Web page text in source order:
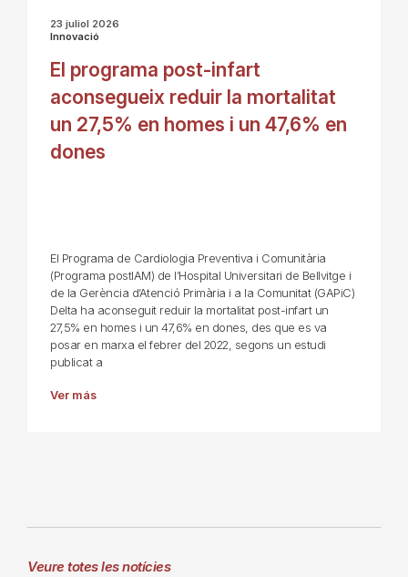
23 juliol 2026
Innovació
El programa post-infart
aconsegueix reduir la mortalitat
un 27,5% en homes i un 47,6% en
dones
El Programa de Cardiologia Preventiva i Comunitària
(Programa postIAM) de l’Hospital Universitari de Bellvitge i
de la Gerència d’Atenció Primària i a la Comunitat (GAPiC)
Delta ha aconseguit reduir la mortalitat post-infart un
27,5% en homes i un 47,6% en dones, des que es va
posar en marxa el febrer del 2022, segons un estudi
publicat a
Ver más
Veure totes les notícies